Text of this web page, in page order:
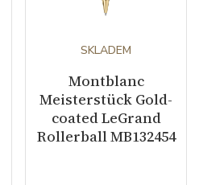
SKLADEM
Montblanc
Meisterstück Gold-
coated LeGrand
Rollerball MB132454